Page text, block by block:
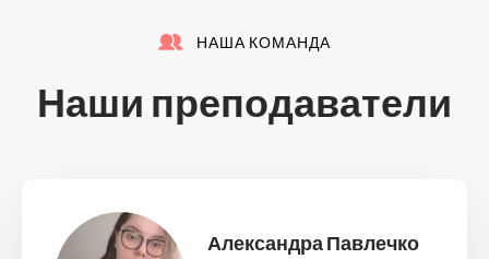
НАША КОМАНДА
Наши преподаватели
Александра Павлечко